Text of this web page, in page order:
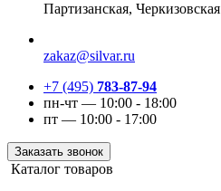
Партизанская, Черкизовская
zakaz@silvar.ru
+7 (495) 783-87-94
пн-чт — 10:00 - 18:00
пт — 10:00 - 17:00
Заказать звонок
Каталог товаров